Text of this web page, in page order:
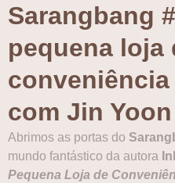
Sarangbang
pequena loja
com Jin Yoon
Abrimos as portas do
mundo fantástico da autora
Pequena Loja de